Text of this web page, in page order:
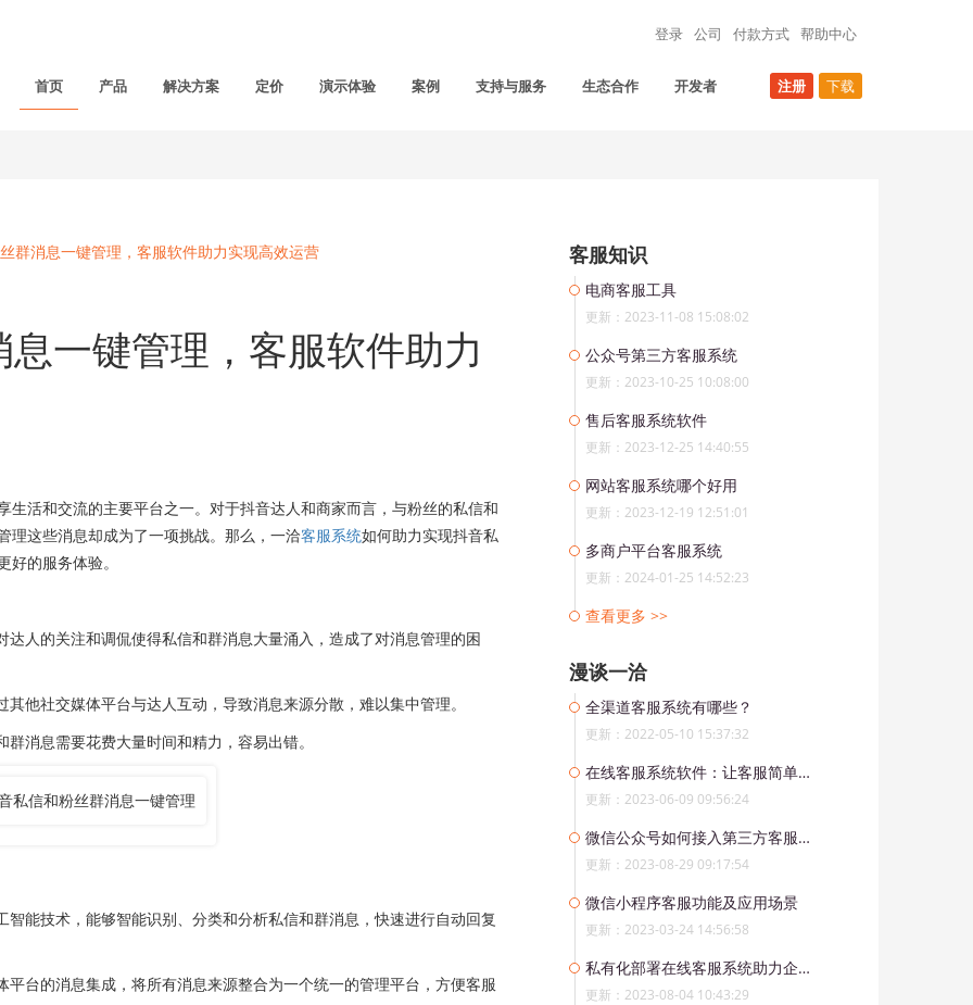
登录 公司 付款方式 帮助中心
首页 产品 解决方案 定价 演示体验 案例 支持与服务 生态合作 开发者 注册 下载
群消息一键管理，客服软件助力实现高效运营
一键管理，客服软件助力
和交流的主要平台之一。对于抖音达人和商家而言，与粉丝的私信和
理这些消息却成为了一项挑战。那么，一洽客服系统如何助力实现抖音私
的服务体验。
的关注和调侃使得私信和群消息大量涌入，造成了对消息管理的困
社交媒体平台与达人互动，导致消息来源分散，难以集中管理。
息需要花费大量时间和精力，容易出错。
技术，能够智能识别、分类和分析私信和群消息，快速进行自动回复
的消息集成，将所有消息来源整合为一个统一的管理平台，方便客服
客服知识
电商客服工具
更新：2023-11-08 15:08:02
公众号第三方客服系统
更新：2023-10-25 10:08:00
售后客服系统软件
更新：2023-12-25 14:40:55
网站客服系统哪个好用
更新：2023-12-19 12:51:01
多商户平台客服系统
更新：2024-01-25 14:52:23
查看更多 >>
漫谈一洽
全渠道客服系统有哪些？
更新：2022-05-10 15:37:32
在线客服系统软件：让客服简单又高效
更新：2023-06-09 09:56:24
微信公众号如何接入第三方客服系统
更新：2023-08-29 09:17:54
微信小程序客服功能及应用场景
更新：2023-03-24 14:56:58
私有化部署在线客服系统助力企业实现差异化竞争
更新：2023-08-04 10:43:29